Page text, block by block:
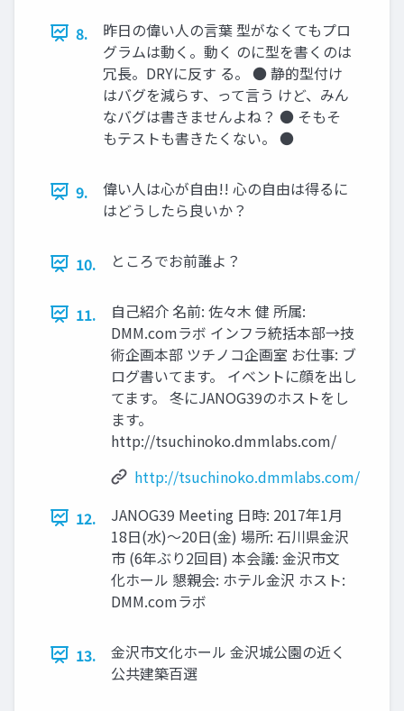
8.
昨日の偉い人の言葉 型がなくてもプロ
グラムは動く。動く のに型を書くのは
冗長。DRYに反す る。 ● 静的型付け
はバグを減らす、って言う けど、みん
なバグは書きませんよね？ ● そもそ
もテストも書きたくない。 ●
9.
偉い人は心が自由!! 心の自由は得るに
はどうしたら良いか？
10. ところでお前誰よ？
11.
自己紹介 名前: 佐々木 健 所属:
DMM.comラボ インフラ統括本部→技
術企画本部 ツチノコ企画室 お仕事: ブ
ログ書いてます。 イベントに顔を出し
てます。 冬にJANOG39のホストをし
ます。
http://tsuchinoko.dmmlabs.com/
http://tsuchinoko.dmmlabs.com/
12.
JANOG39 Meeting 日時: 2017年1月
18日(水)〜20日(金) 場所: 石川県金沢
市 (6年ぶり2回目) 本会議: 金沢市文
化ホール 懇親会: ホテル金沢 ホスト:
DMM.comラボ
13.
金沢市文化ホール 金沢城公園の近く
公共建築百選